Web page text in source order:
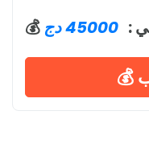
: 45000 دج